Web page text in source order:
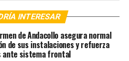
INTERESAR
de Andacollo asegura normal
de sus instalaciones y refuerza
ante sistema frontal